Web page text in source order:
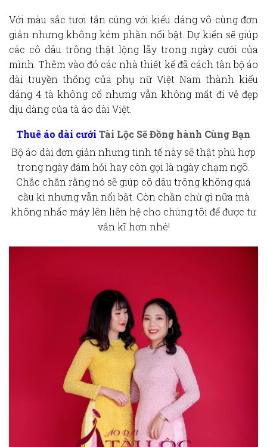
Với màu sắc tươi tắn cùng với kiểu dáng vô cùng đơn
giản nhưng không kém phần nổi bật. Dự kiến sẽ giúp
các cô dâu trông thật lộng lẫy trong ngày cưới của
mình. Thêm vào đó các nhà thiết kế đã cách tân bộ áo
dài truyền thống của phụ nữ Việt Nam thành kiểu
dáng 4 tà không cổ nhưng vẫn không mất đi vẻ đẹp
dịu dàng của tà áo dài Việt.
Thuê áo dài cưới Tài Lộc Sẽ Đồng hành Cùng Bạn
Bộ áo dài đơn giản nhưng tinh tế này sẽ thật phù hợp
trong ngày đám hỏi hay còn gọi là ngày chạm ngõ.
Chắc chắn rằng nó sẽ giúp cô dâu trông không quá
cầu kì nhưng vẫn nổi bật. Còn chần chừ gì nữa mà
không nhấc máy lên liên hệ cho chúng tôi để được tư
vấn kĩ hơn nhé!